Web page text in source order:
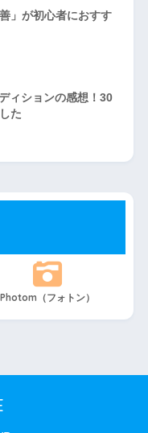
」が初心者におすす
ィションの感想！30
た
Photom（フォトン）